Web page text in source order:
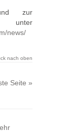
zur
news/
nach oben
Seite »